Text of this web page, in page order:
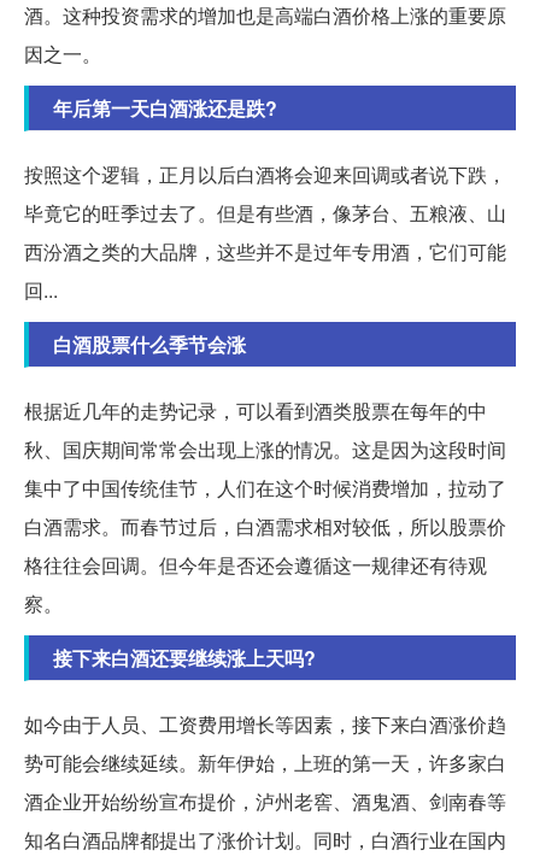
酒。这种投资需求的增加也是高端白酒价格上涨的重要原
因之一。
年后第一天白酒涨还是跌?
按照这个逻辑，正月以后白酒将会迎来回调或者说下跌，
毕竟它的旺季过去了。但是有些酒，像茅台、五粮液、山
西汾酒之类的大品牌，这些并不是过年专用酒，它们可能
回...
白酒股票什么季节会涨
根据近几年的走势记录，可以看到酒类股票在每年的中
秋、国庆期间常常会出现上涨的情况。这是因为这段时间
集中了中国传统佳节，人们在这个时候消费增加，拉动了
白酒需求。而春节过后，白酒需求相对较低，所以股票价
格往往会回调。但今年是否还会遵循这一规律还有待观
察。
接下来白酒还要继续涨上天吗?
如今由于人员、工资费用增长等因素，接下来白酒涨价趋
势可能会继续延续。新年伊始，上班的第一天，许多家白
酒企业开始纷纷宣布提价，泸州老窖、酒鬼酒、剑南春等
知名白酒品牌都提出了涨价计划。同时，白酒行业在国内